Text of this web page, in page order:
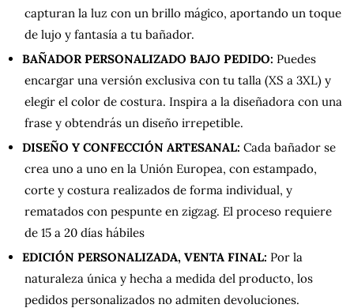
capturan la luz con un brillo mágico, aportando un toque
de lujo y fantasía a tu bañador.
BAÑADOR PERSONALIZADO BAJO PEDIDO: Puedes
encargar una versión exclusiva con tu talla (XS a 3XL) y
elegir el color de costura. Inspira a la diseñadora con una
frase y obtendrás un diseño irrepetible.
DISEÑO Y CONFECCIÓN ARTESANAL: Cada bañador se
crea uno a uno en la Unión Europea, con estampado,
corte y costura realizados de forma individual, y
rematados con pespunte en zigzag. El proceso requiere
de 15 a 20 días hábiles
EDICIÓN PERSONALIZADA, VENTA FINAL: Por la
naturaleza única y hecha a medida del producto, los
pedidos personalizados no admiten devoluciones.